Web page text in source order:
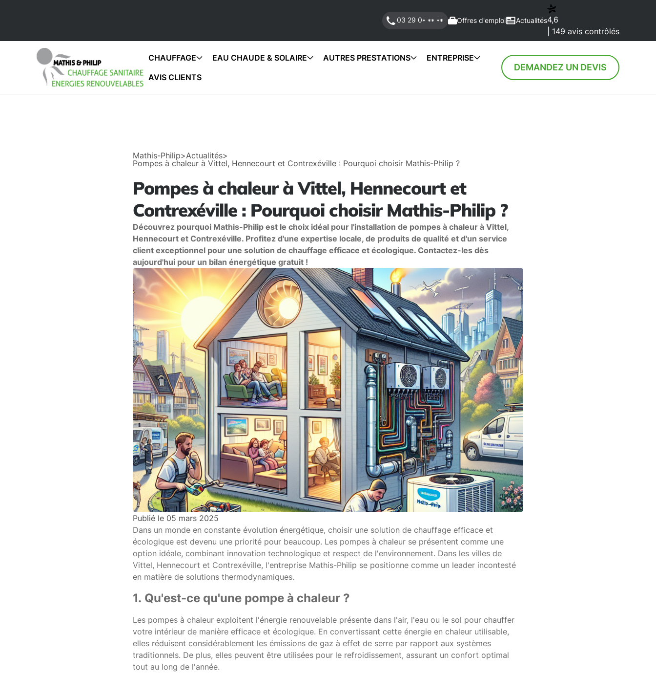
03 29 0* ** ** Offres d'emploi Actualités4,6
| 149 avis contrôlés
CHAUFFAGE EAU CHAUDE & SOLAIRE AUTRES PRESTATIONS
ENTREPRISE
AVIS CLIENTS
DEMANDEZ UN DEVIS
Mathis-Philip>Actualités>
Pompes à chaleur à Vittel, Hennecourt et Contrexéville : Pourquoi choisir Mathis-Philip ?
Pompes à chaleur à Vittel, Hennecourt et
Contrexéville : Pourquoi choisir Mathis-Philip ?
Découvrez pourquoi Mathis-Philip est le choix idéal pour l'installation de pompes à chaleur à Vittel,
Hennecourt et Contrexéville. Profitez d'une expertise locale, de produits de qualité et d'un service
client exceptionnel pour une solution de chauffage efficace et écologique. Contactez-les dès
aujourd'hui pour un bilan énergétique gratuit !
Publié le 05 mars 2025
Dans un monde en constante évolution énergétique, choisir une solution de chauffage efficace et
écologique est devenu une priorité pour beaucoup. Les pompes à chaleur se présentent comme une
option idéale, combinant innovation technologique et respect de l'environnement. Dans les villes de
Vittel, Hennecourt et Contrexéville, l'entreprise Mathis-Philip se positionne comme un leader incontesté
en matière de solutions thermodynamiques.
1. Qu'est-ce qu'une pompe à chaleur ?
Les pompes à chaleur exploitent l'énergie renouvelable présente dans l'air, l'eau ou le sol pour chauffer
votre intérieur de manière efficace et écologique. En convertissant cette énergie en chaleur utilisable,
elles réduisent considérablement les émissions de gaz à effet de serre par rapport aux systèmes
traditionnels. De plus, elles peuvent être utilisées pour le refroidissement, assurant un confort optimal
tout au long de l'année.